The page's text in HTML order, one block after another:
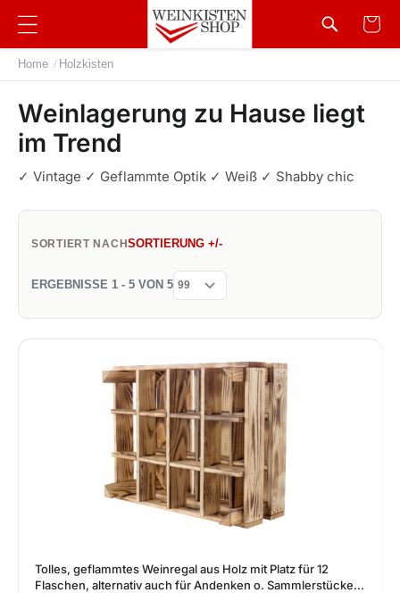
Home / Holzkisten
Weinlagerung zu Hause liegt
im Trend
✓ Vintage ✓ Geflammte Optik ✓ Weiß ✓ Shabby chic
SORTIERT NACHSORTIERUNG +/-
ERGEBNISSE 1 - 5 VON 5
Tolles, geflammtes Weinregal aus Holz mit Platz für 12
Flaschen, alternativ auch für Andenken o. Sammlerstücke,